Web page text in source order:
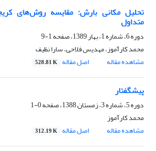
تحلیل مکانی بارش: مقایسه روش‌های
متداول
دوره 6، شماره 1، بهار 1389، صفحه
1-9
محمد کارآموز، مهدیس فلاحی، سارا نظیف
مشاهده مقاله
اصل مقاله 528.81 K
پیشگفتار
دوره 5، شماره 3، زمستان 1388، صفحه
0-1
محمد کارآموز
مشاهده مقاله
اصل مقاله 312.19 K